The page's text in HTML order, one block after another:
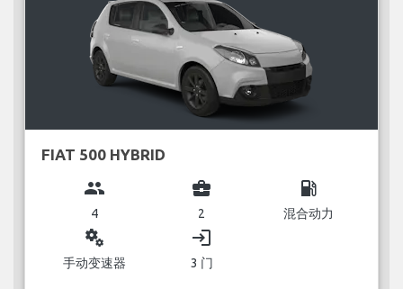
FIAT 500 HYBRID
group
4
business_center
2
local_gas_station
混合动力
miscellaneous_services
手动变速器
login
3 门